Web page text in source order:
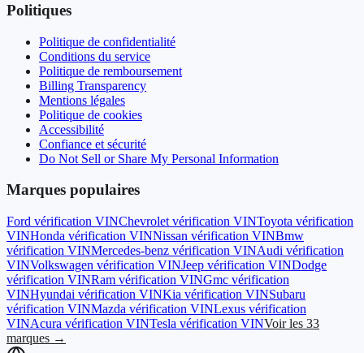
Politiques
Politique de confidentialité
Conditions du service
Politique de remboursement
Billing Transparency
Mentions légales
Politique de cookies
Accessibilité
Confiance et sécurité
Do Not Sell or Share My Personal Information
Marques populaires
Ford vérification VINChevrolet vérification VINToyota vérification
VINHonda vérification VINNissan vérification VINBmw
vérification VINMercedes-benz vérification VINAudi vérification
VINVolkswagen vérification VINJeep vérification VINDodge
vérification VINRam vérification VINGmc vérification
VINHyundai vérification VINKia vérification VINSubaru
vérification VINMazda vérification VINLexus vérification
VINAcura vérification VINTesla vérification VINVoir les 33
marques →